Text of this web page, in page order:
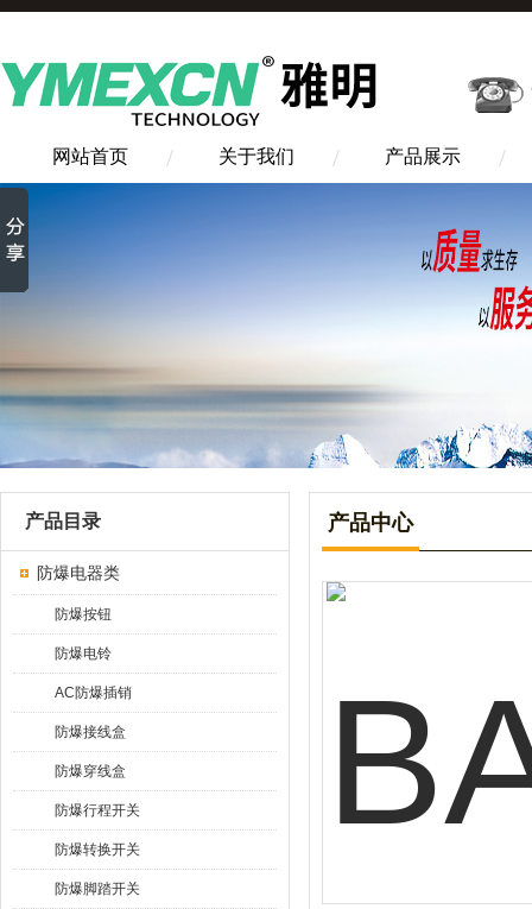
网站首页 关于我们 产品展示
产品目录
防爆电器类
防爆按钮
防爆电铃
AC防爆插销
防爆接线盒
防爆穿线盒
防爆行程开关
防爆转换开关
防爆脚踏开关
产品中心